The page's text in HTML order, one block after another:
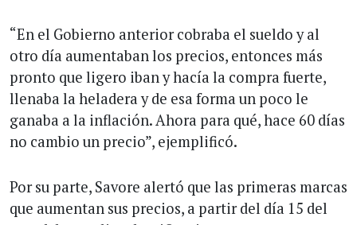
“En el Gobierno anterior cobraba el sueldo y al
otro día aumentaban los precios, entonces más
pronto que ligero iban y hacía la compra fuerte,
llenaba la heladera y de esa forma un poco le
ganaba a la inflación. Ahora para qué, hace 60 días
no cambio un precio”, ejemplificó.
Por su parte, Savore alertó que las primeras marcas
que aumentan sus precios, a partir del día 15 del